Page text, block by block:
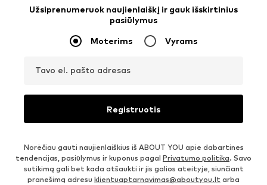
Užsiprenumeruok naujienlaiškį ir gauk išskirtinius
pasiūlymus
Moterims Vyrams
Tavo el. pašto adresas
Registruotis
Norėčiau gauti naujienlaiškius iš ABOUT YOU apie dabartines
tendencijas, pasiūlymus ir kuponus pagal Privatumo politika. Savo
sutikimą gali bet kada atšaukti ir jis galios ateityje, siunčiant
pranešimą adresu klientuaptarnavimas@aboutyou.lt arba